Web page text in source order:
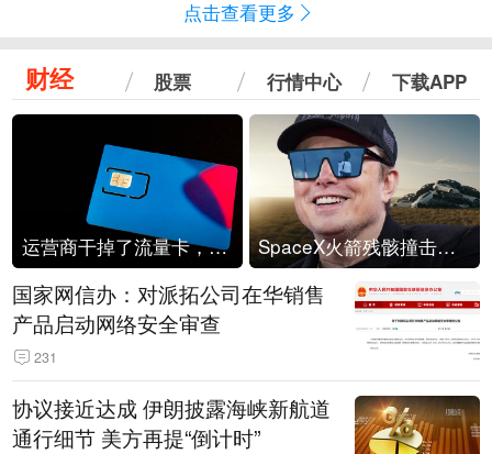
点击查看更多
财经 股票 行情中心 下载APP
运营商干掉了流量卡，他们真的玩不起了 SpaceX火箭残骸撞击月球
国家网信办：对派拓公司在华销售
产品启动网络安全审查
231
协议接近达成 伊朗披露海峡新航道
通行细节 美方再提“倒计时”